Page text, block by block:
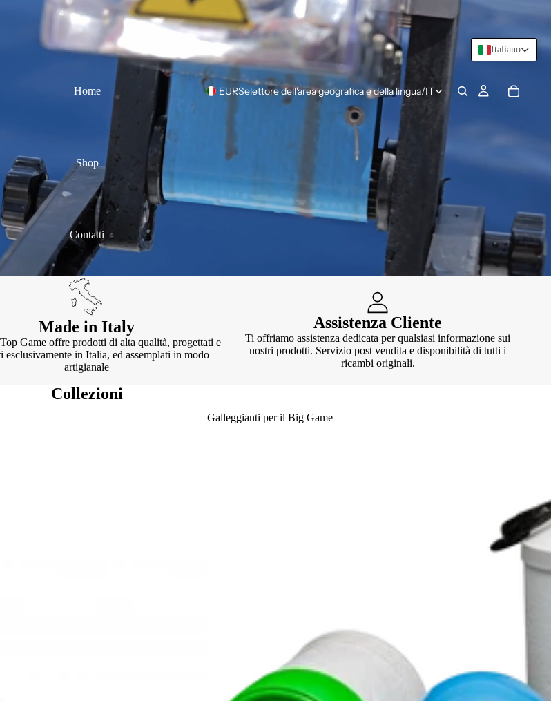
Home
Shop
Contatti
Altro
EURSelettore dell'area geografica e della lingua/IT
Made in Italy
Game offre prodotti di alta qualità, progettati e
esclusivamente in Italia, ed assemplati in modo
artigianale
Assistenza Cliente
Ti offriamo assistenza dedicata per qualsiasi informazione sui
nostri prodotti. Servizio post vendita e disponibilità di tutti i
ricambi originali.
Collezioni
Galleggianti per il Big Game
Italiano